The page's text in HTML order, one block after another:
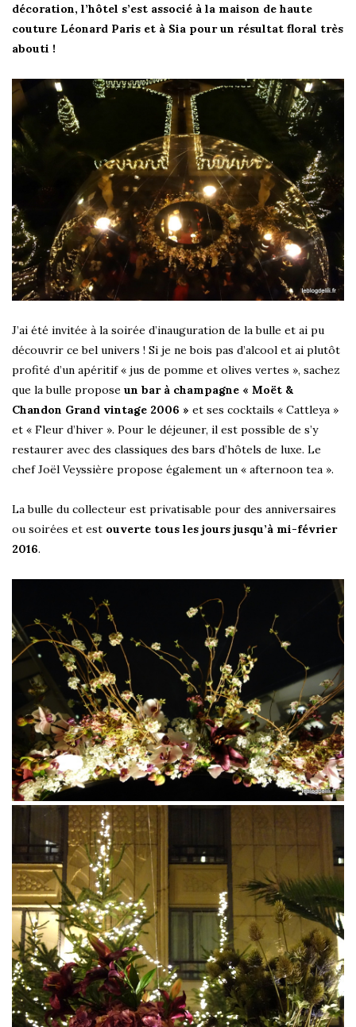
décoration, l’hôtel s’est associé à la maison de haute
couture Léonard Paris et à Sia pour un résultat floral très
abouti !
J’ai été invitée à la soirée d’inauguration de la bulle et ai pu
découvrir ce bel univers ! Si je ne bois pas d’alcool et ai plutôt
profité d’un apéritif « jus de pomme et olives vertes », sachez
que la bulle propose un bar à champagne « Moët &
Chandon Grand vintage 2006 » et ses cocktails « Cattleya »
et « Fleur d’hiver ». Pour le déjeuner, il est possible de s’y
restaurer avec des classiques des bars d’hôtels de luxe. Le
chef Joël Veyssière propose également un « afternoon tea ».
La bulle du collecteur est privatisable pour des anniversaires
ou soirées et est ouverte tous les jours jusqu’à mi-février
2016.